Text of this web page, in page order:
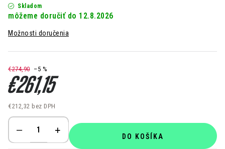
Skladom
12.8.2026
Možnosti doručenia
€274,90 –5 %
€261,15
€212,32 bez DPH
Jednotková cena:
DO KOŠÍKA